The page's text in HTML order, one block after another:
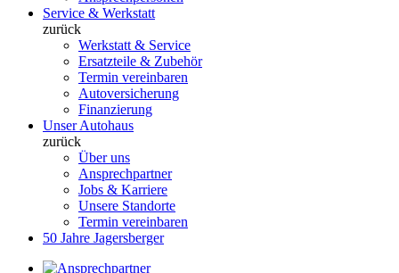
Service & Werkstatt
zurück
Werkstatt & Service
Ersatzteile & Zubehör
Termin vereinbaren
Autoversicherung
Finanzierung
Unser Autohaus
zurück
Über uns
Ansprechpartner
Jobs & Karriere
Unsere Standorte
Termin vereinbaren
50 Jahre Jagersberger